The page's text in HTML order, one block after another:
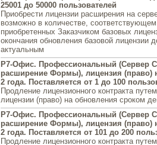
25001 до 50000 пользователей
Приобрести лицензии расширения на
возможно в количестве,
приобретенных Заказчиком базовых
окончания обновления базовой лицензии
актуальным
Р7-Офис. Профессиональный (Сервер
расширение Формы), лицензия (право)
2 года. Поставляется от 1 до 100
Продление лицензионного контракта
лицензии (право) на обновления сроком
Р7-Офис. Профессиональный (Сервер
расширение Формы), лицензия (право)
2 года. Поставляется от 101 до 200
Продление лицензионного контракта